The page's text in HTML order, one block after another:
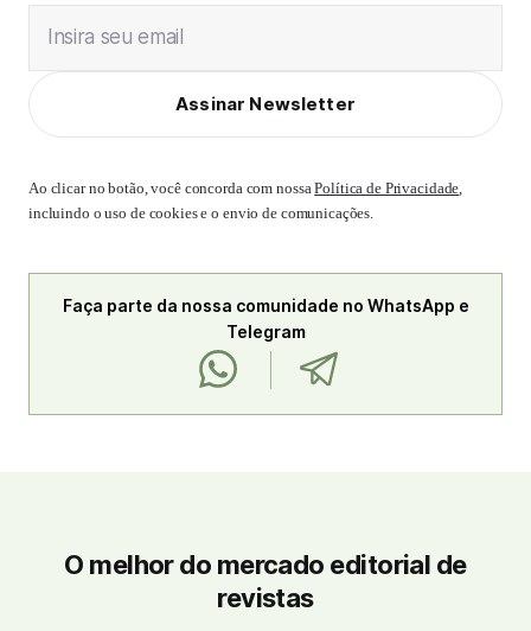
Insira seu email
Assinar Newsletter
Ao clicar no botão, você concorda com nossaPolítica de Privacidade,
incluindo o uso de cookies e o envio de comunicações.
Faça parte da nossa comunidade no WhatsApp e
Telegram
O melhor do mercado editorial de
revistas